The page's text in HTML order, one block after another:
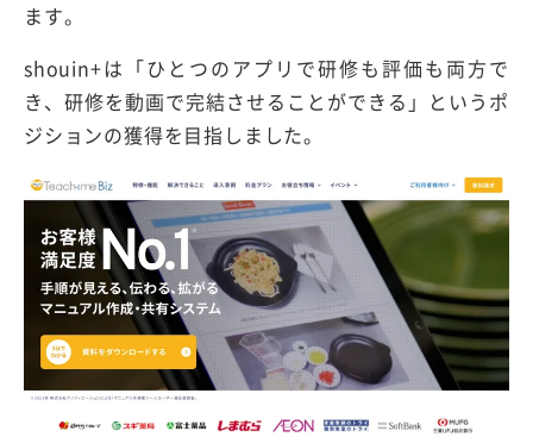
ます。
shouin+は「ひとつのアプリで研修も評価も両方で
き、研修を動画で完結させることができる」というポ
ジションの獲得を目指しました。